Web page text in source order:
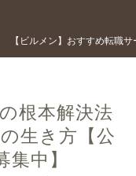
【ビルメン】おすすめ転職サ
根本解決法
生き方【公
中】